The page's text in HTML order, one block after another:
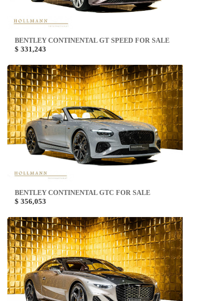
BENTLEY CONTINENTAL GT SPEED FOR SALE
$ 331,243
BENTLEY CONTINENTAL GTC FOR SALE
$ 356,053